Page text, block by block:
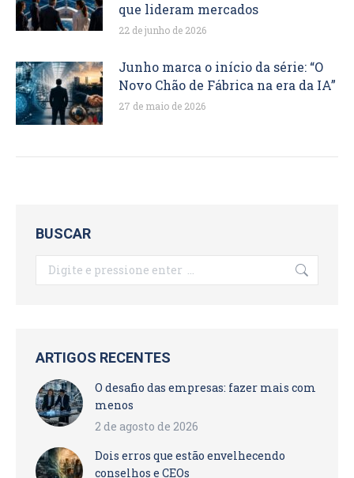
que lideram mercados
22 de junho de 2026
Junho marca o início da série: “O
Novo Chão de Fábrica na era da IA”
27 de maio de 2026
BUSCAR
Search:
ARTIGOS RECENTES
O desafio das empresas: fazer mais com
menos
2 de agosto de 2026
Dois erros que estão envelhecendo
conselhos e CEOs